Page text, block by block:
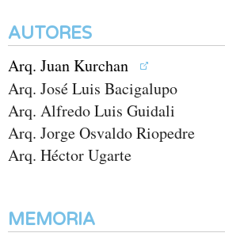
AUTORES
Arq. Juan Kurchan
Arq. José Luis Bacigalupo
Arq. Alfredo Luis Guidali
Arq. Jorge Osvaldo Riopedre
Arq. Héctor Ugarte
MEMORIA